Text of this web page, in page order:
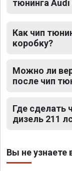
тюнинга Audi
Как чип
коробку?
Можно ли
после чип
Где сделать
дизель 211
Вы не